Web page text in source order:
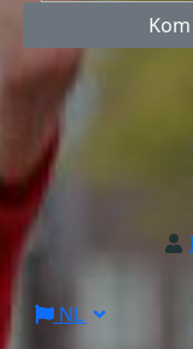
NL